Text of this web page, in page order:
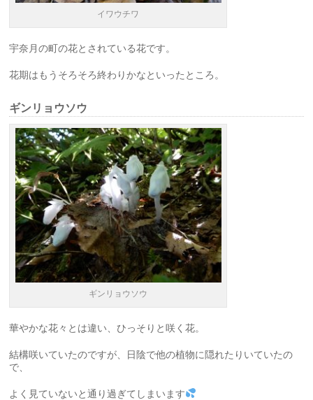
イワウチワ
宇奈月の町の花とされている花です。
花期はもうそろそろ終わりかなといったところ。
ギンリョウソウ
ギンリョウソウ
華やかな花々とは違い、ひっそりと咲く花。
結構咲いていたのですが、日陰で他の植物に隠れたりいていたの
で、
よく見ていないと通り過ぎてしまいます